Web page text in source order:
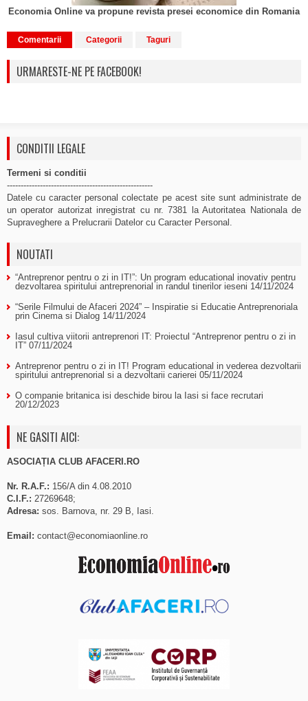
Economia Online va propune revista presei economice din Romania
Comentarii Categorii Taguri
URMARESTE-NE PE FACEBOOK!
CONDITII LEGALE
Termeni si conditii
-----------------------------------------------------
Datele cu caracter personal colectate pe acest site sunt administrate de
un operator autorizat inregistrat cu nr. 7381 la Autoritatea Nationala de
Supraveghere a Prelucrarii Datelor cu Caracter Personal.
NOUTATI
“Antreprenor pentru o zi in IT!”: Un program educational inovativ pentru
dezvoltarea spiritului antreprenorial in randul tinerilor ieseni 14/11/2024
“Serile Filmului de Afaceri 2024” – Inspiratie si Educatie Antreprenoriala
prin Cinema si Dialog 14/11/2024
Iasul cultiva viitorii antreprenori IT: Proiectul “Antreprenor pentru o zi in
IT” 07/11/2024
Antreprenor pentru o zi in IT! Program educational in vederea dezvoltarii
spiritului antreprenorial si a dezvoltarii carierei 05/11/2024
O companie britanica isi deschide birou la Iasi si face recrutari
20/12/2023
NE GASITI AICI:
ASOCIAȚIA CLUB AFACERI.RO
Nr. R.A.F.: 156/A din 4.08.2010
C.I.F.: 27269648;
Adresa: sos. Barnova, nr. 29 B, Iasi.
Email: contact@economiaonline.ro